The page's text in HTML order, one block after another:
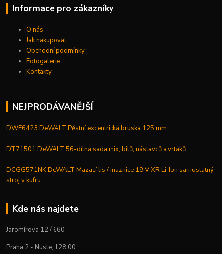
Informace pro zákazníky
O nás
Jak nakupovat
Obchodní podmínky
Fotogalerie
Kontakty
NEJPRODÁVANĚJŠÍ
DWE6423 DeWALT Pěstní excentrická bruska 125 mm
DT71501 DeWALT 56-dílná sada mix, bitů, nástavců a vrtáků
DCGG571NK DeWALT Mazací lis / maznice 18 V XR Li-Ion samostatný
stroj v kufru
Kde nás najdete
Jaromírova 12 / 660
Praha 2 - Nusle, 128 00